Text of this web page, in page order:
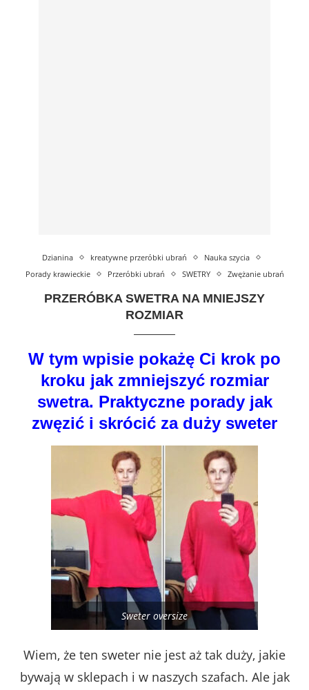
Dzianina kreatywne przeróbki ubrań
Nauka szycia
Porady krawieckie
Przeróbki ubrań SWETRY Zwężanie ubrań
PRZERÓBKA SWETRA NA MNIEJSZY
ROZMIAR
W tym wpisie pokażę Ci krok po
kroku jak zmniejszyć rozmiar
swetra. Praktyczne porady jak
zwęzić i skrócić za duży sweter
Sweter oversize
Wiem, że ten sweter nie jest aż tak duży, jakie
bywają w sklepach i w naszych szafach. Ale jak